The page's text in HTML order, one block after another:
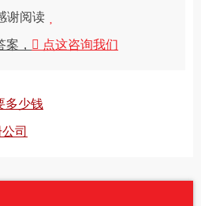
谢阅读
， 点这咨询我们
多少钱
司